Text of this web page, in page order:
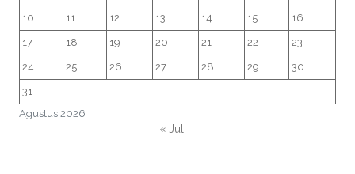
Agustus 2026
10 11 12 13 14 15 16
17 18 19 20 21 22 23
24 25 26 27 28 29 30
31
« Jul